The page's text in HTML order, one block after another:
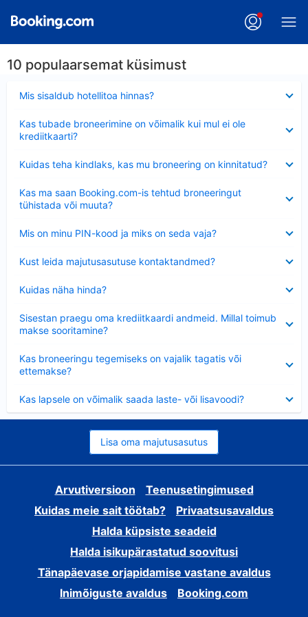
10 populaarsemat küsimust
Mis sisaldub hotellitoa hinnas?
Kas tubade broneerimine on võimalik kui mul ei ole
krediitkaarti?
Kuidas teha kindlaks, kas mu broneering on kinnitatud?
Kas ma saan Booking.com-is tehtud broneeringut
tühistada või muuta?
Mis on minu PIN-kood ja miks on seda vaja?
Kust leida majutusasutuse kontaktandmed?
Kuidas näha hinda?
Sisestan praegu oma krediitkaardi andmeid. Millal toimub
makse sooritamine?
Kas broneeringu tegemiseks on vajalik tagatis või
ettemakse?
Kas lapsele on võimalik saada laste- või lisavoodi?
Lisa oma majutusasutus
Arvutiversioon
Teenusetingimused
Kuidas meie sait töötab?
Privaatsusavaldus
Halda küpsiste seadeid
Halda isikupärastatud soovitusi
Tänapäevase orjapidamise vastane avaldus
Inimõiguste avaldus
Booking.com